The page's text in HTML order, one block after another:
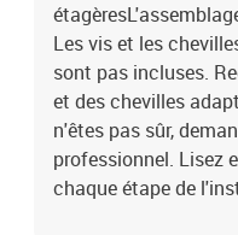
Les vis et les
sont pas incluses.
et des chevilles
n'êtes pas sûr,
professionnel. Lisez
chaque étape de